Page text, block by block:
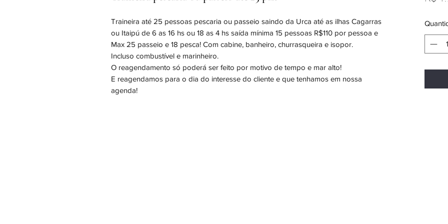
Traineira até 25 pessoas pescaria ou passeio saindo da Urca até as ilhas Cagarras
ou Itaipú de 6 as 16 hs ou 18 as 4 hs saída mínima 15 pessoas R$110 por pessoa e
Max 25 passeio e 18 pesca! Com cabine, banheiro, churrasqueira e isopor.
Incluso combustível e marinheiro.
O reagendamento só poderá ser feito por motivo de tempo e mar alto!
E reagendamos para o dia do interesse do cliente e que tenhamos em nossa
agenda!